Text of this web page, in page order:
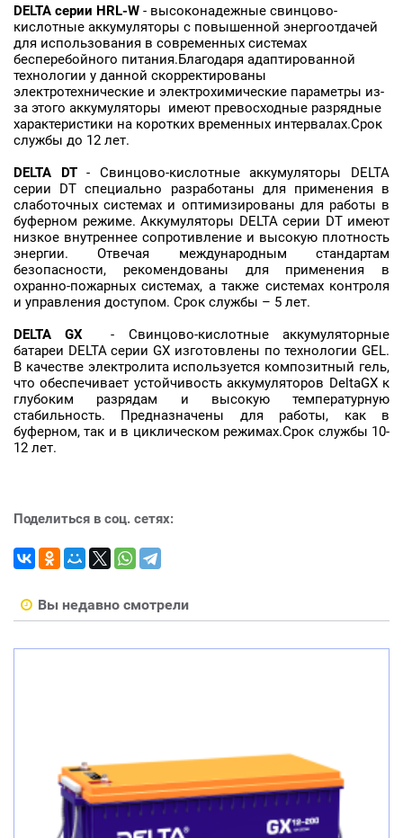
DELTA серии HRL-W - высоконадежные свинцово-
кислотные аккумуляторы с повышенной энергоотдачей
для использования в современных системах
бесперебойного питания.Благодаря адаптированной
технологии у данной скорректированы
электротехнические и электрохимические параметры из-
за этого аккумуляторы имеют превосходные разрядные
характеристики на коротких временных интервалах.Cрок
службы до 12 лет.
DELTA DT - Свинцово-кислотные аккумуляторы DELTA
серии DT специально разработаны для применения в
слаботочных системах и оптимизированы для работы в
буферном режиме. Аккумуляторы DELTA серии DT имеют
низкое внутреннее сопротивление и высокую плотность
энергии. Отвечая международным стандартам
безопасности, рекомендованы для применения в
охранно-пожарных системах, а также системах контроля
и управления доступом. Срок службы – 5 лет.
DELTA GX
- Свинцово-кислотные аккумуляторные
батареи DELTA серии GX изготовлены по технологии GEL.
В качестве электролита используется композитный гель,
что обеспечивает устойчивость аккумуляторов DeltaGХ к
глубоким разрядам и высокую температурную
стабильность. Предназначены для работы, как в
буферном, так и в циклическом режимах.Срок службы 10-
12 лет.
Поделиться в соц. сетях:
Вы недавно смотрели